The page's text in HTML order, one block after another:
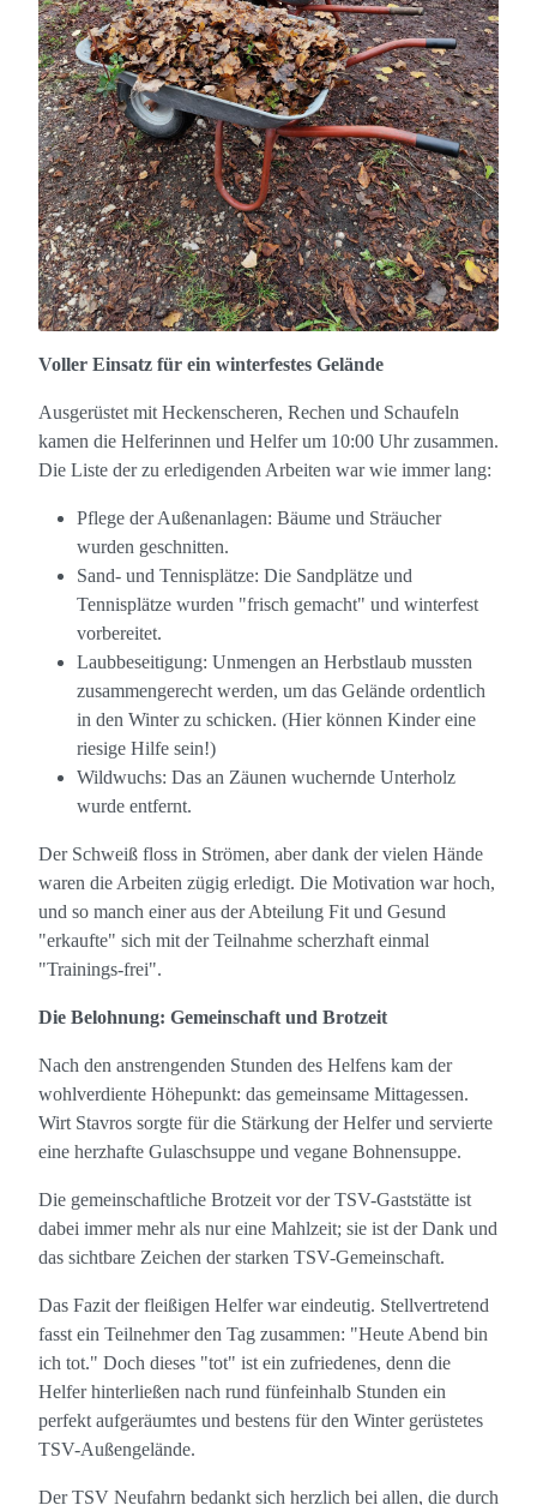
Voller Einsatz für ein winterfestes Gelände
Ausgerüstet mit Heckenscheren, Rechen und Schaufeln
kamen die Helferinnen und Helfer um 10:00 Uhr zusammen.
Die Liste der zu erledigenden Arbeiten war wie immer lang:
Pflege der Außenanlagen: Bäume und Sträucher
wurden geschnitten.
Sand- und Tennisplätze: Die Sandplätze und
Tennisplätze wurden "frisch gemacht" und winterfest
vorbereitet.
Laubbeseitigung: Unmengen an Herbstlaub mussten
zusammengerecht werden, um das Gelände ordentlich
in den Winter zu schicken. (Hier können Kinder eine
riesige Hilfe sein!)
Wildwuchs: Das an Zäunen wuchernde Unterholz
wurde entfernt.
Der Schweiß floss in Strömen, aber dank der vielen Hände
waren die Arbeiten zügig erledigt. Die Motivation war hoch,
und so manch einer aus der Abteilung Fit und Gesund
"erkaufte" sich mit der Teilnahme scherzhaft einmal
"Trainings-frei".
Die Belohnung: Gemeinschaft und Brotzeit
Nach den anstrengenden Stunden des Helfens kam der
wohlverdiente Höhepunkt: das gemeinsame Mittagessen.
Wirt Stavros sorgte für die Stärkung der Helfer und servierte
eine herzhafte Gulaschsuppe und vegane Bohnensuppe.
Die gemeinschaftliche Brotzeit vor der TSV-Gaststätte ist
dabei immer mehr als nur eine Mahlzeit; sie ist der Dank und
das sichtbare Zeichen der starken TSV-Gemeinschaft.
Das Fazit der fleißigen Helfer war eindeutig. Stellvertretend
fasst ein Teilnehmer den Tag zusammen: "Heute Abend bin
ich tot." Doch dieses "tot" ist ein zufriedenes, denn die
Helfer hinterließen nach rund fünfeinhalb Stunden ein
perfekt aufgeräumtes und bestens für den Winter gerüstetes
TSV-Außengelände.
Der TSV Neufahrn bedankt sich herzlich bei allen, die durch